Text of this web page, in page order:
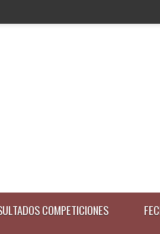
COMPETICIONES